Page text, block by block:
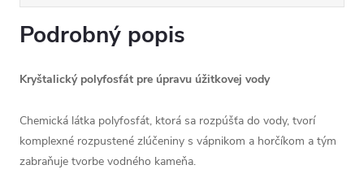
Podrobný popis
Kryštalický polyfosfát pre úpravu úžitkovej vody
Chemická látka polyfosfát, ktorá sa rozpúšťa do vody, tvorí
komplexné rozpustené zlúčeniny s vápnikom a horčíkom a tým
zabraňuje tvorbe vodného kameňa.